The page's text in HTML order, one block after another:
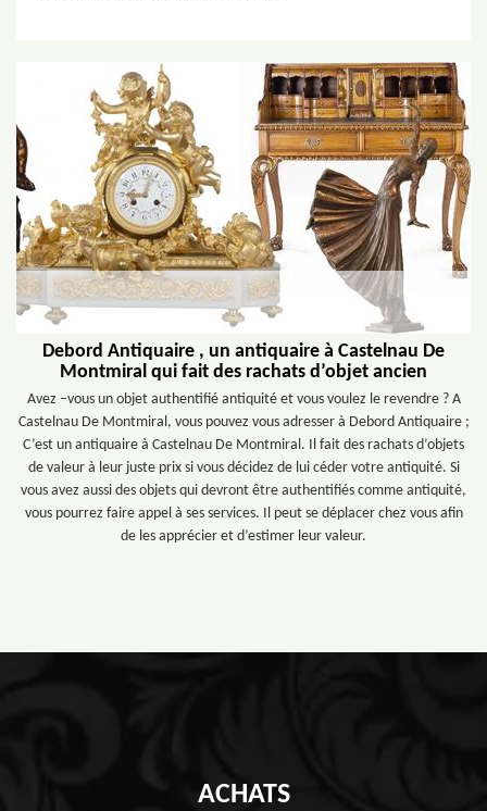
Debord Antiquaire , un antiquaire à Castelnau De
Montmiral qui fait des rachats d’objet ancien
Avez –vous un objet authentifié antiquité et vous voulez le revendre ? A
Castelnau De Montmiral, vous pouvez vous adresser à Debord Antiquaire ;
C’est un antiquaire à Castelnau De Montmiral. Il fait des rachats d’objets
de valeur à leur juste prix si vous décidez de lui céder votre antiquité. Si
vous avez aussi des objets qui devront être authentifiés comme antiquité,
vous pourrez faire appel à ses services. Il peut se déplacer chez vous afin
de les apprécier et d’estimer leur valeur.
ACHATS